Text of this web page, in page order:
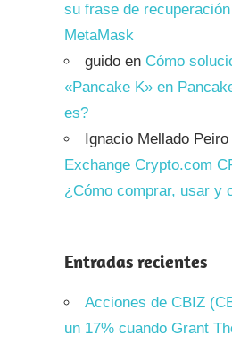
su frase de
MetaMask
guidoen Cómo
«Pancake K» en
es?
Ignacio Mellado Peiro
Exchange Crypto.com
¿Cómo comprar, usar y
Entradas recientes
Acciones de CBIZ
un 17% cuando Grant